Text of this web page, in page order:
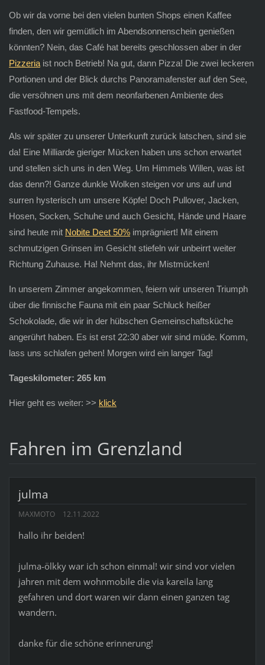
Ob wir da vorne bei den vielen bunten Shops einen Kaffee
finden, den wir gemütlich im Abendsonnenschein genießen
könnten? Nein, das Café hat bereits geschlossen aber in der
Pizzeriaist noch Betrieb! Na gut, dann Pizza! Die zwei leckeren
Portionen und der Blick durchs Panoramafenster auf den See,
die versöhnen uns mit dem neonfarbenen Ambiente des
Fastfood-Tempels.
Als wir später zu unserer Unterkunft zurück latschen, sind sie
da! Eine Milliarde gieriger Mücken haben uns schon erwartet
und stellen sich uns in den Weg. Um Himmels Willen, was ist
das denn?! Ganze dunkle Wolken steigen vor uns auf und
surren hysterisch um unsere Köpfe! Doch Pullover, Jacken,
Hosen, Socken, Schuhe und auch Gesicht, Hände und Haare
sind heute mit Nobite Deet 50%imprägniert! Mit einem
schmutzigen Grinsen im Gesicht stiefeln wir unbeirrt weiter
Richtung Zuhause. Ha! Nehmt das, ihr Mistmücken!
In unserem Zimmer angekommen, feiern wir unseren Triumph
über die finnische Fauna mit ein paar Schluck heißer
Schokolade, die wir in der hübschen Gemeinschaftsküche
angerührt haben. Es ist erst 22:30 aber wir sind müde. Komm,
lass uns schlafen gehen! Morgen wird ein langer Tag!
Tageskilometer: 265 km
Hier geht es weiter: >> klick
Fahren im Grenzland
julma
MAXMOTO 12.11.2022
hallo ihr beiden!
julma-ölkky war ich schon einmal! wir sind vor vielen
jahren mit dem wohnmobile die via kareila lang
gefahren und dort waren wir dann einen ganzen tag
wandern.
danke für die schöne erinnerung!